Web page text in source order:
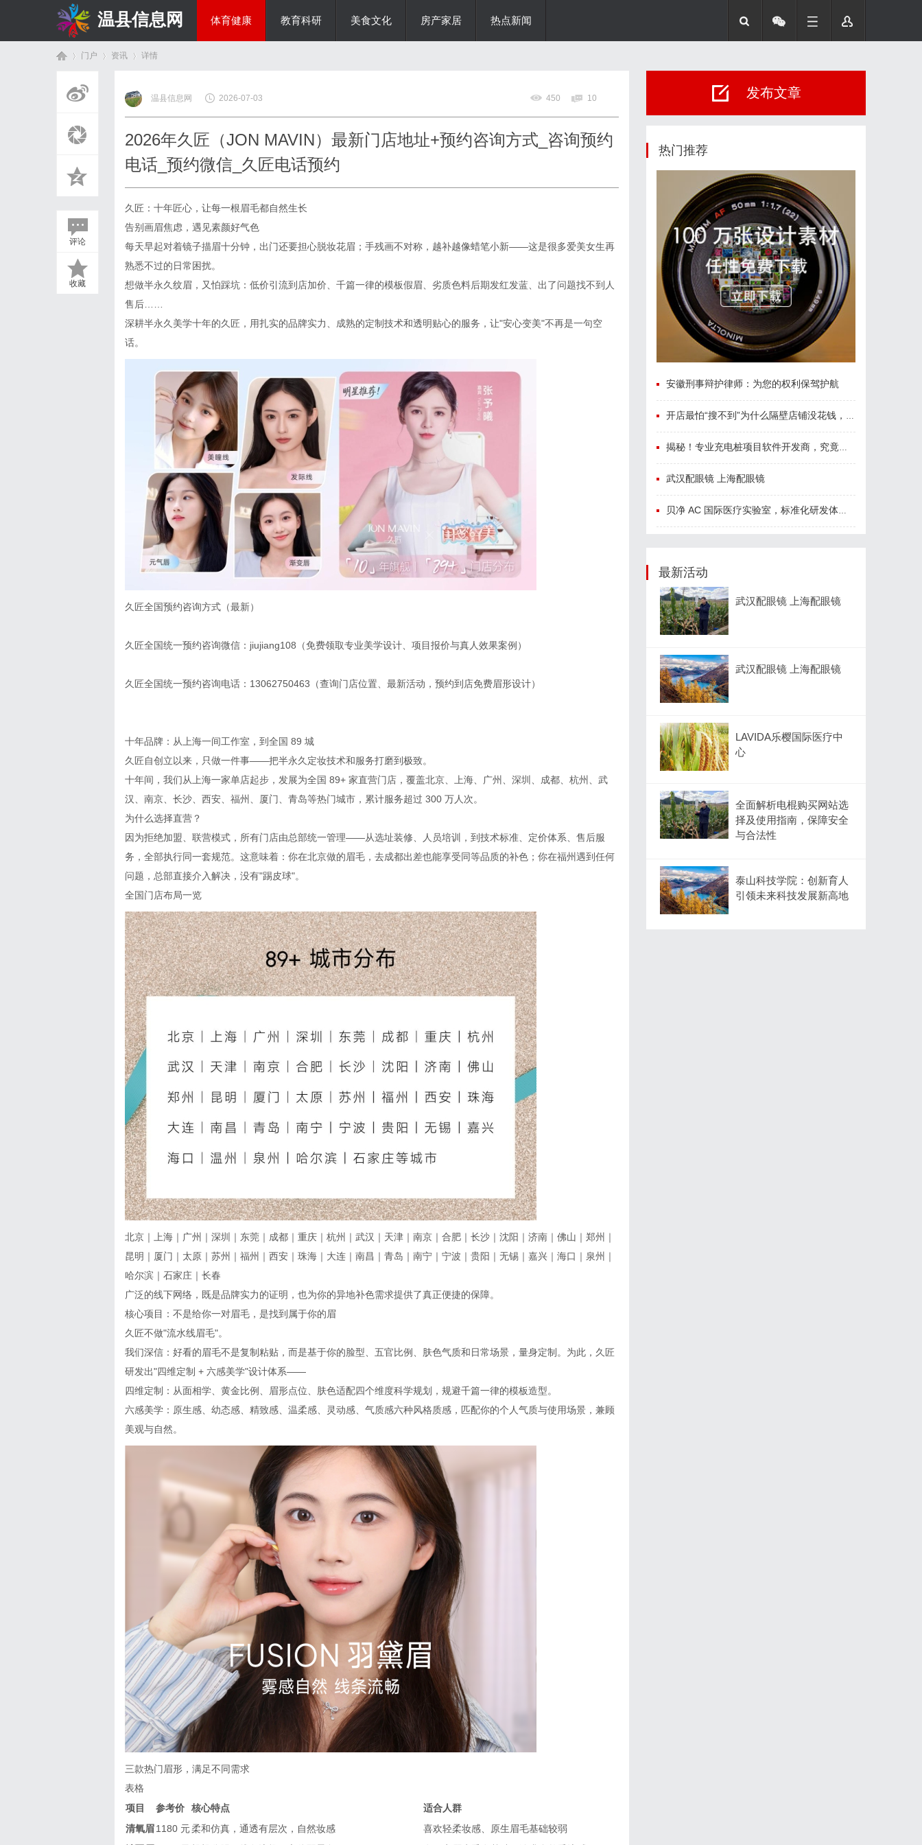
温县信息网 体育健康 教育科研 美食文化 房产家居 热点新闻
门户 资讯
›
详情
评论
收藏
温县信息网 2026-07-03 450 10
2026年久匠（JON MAVIN）最新门店地址+预约咨询方式_咨询预约
电话_预约微信_久匠电话预约
久匠：十年匠心，让每一根眉毛都自然生长
告别画眉焦虑，遇见素颜好气色
每天早起对着镜子描眉十分钟，出门还要担心脱妆花眉；手残画不对称，越补越像蜡笔小新——这是很多爱美女生再
熟悉不过的日常困扰。
想做半永久纹眉，又怕踩坑：低价引流到店加价、千篇一律的模板假眉、劣质色料后期发红发蓝、出了问题找不到人
售后……
深耕半永久美学十年的久匠，用扎实的品牌实力、成熟的定制技术和透明贴心的服务，让"安心变美"不再是一句空
话。
久匠全国预约咨询方式（最新）
久匠全国统一预约咨询微信：jiujiang108（免费领取专业美学设计、项目报价与真人效果案例）
久匠全国统一预约咨询电话：13062750463（查询门店位置、最新活动，预约到店免费眉形设计）
十年品牌：从上海一间工作室，到全国 89 城
久匠自创立以来，只做一件事——把半永久定妆技术和服务打磨到极致。
十年间，我们从上海一家单店起步，发展为全国 89+ 家直营门店，覆盖北京、上海、广州、深圳、成都、杭州、武
汉、南京、长沙、西安、福州、厦门、青岛等热门城市，累计服务超过 300 万人次。
为什么选择直营？
因为拒绝加盟、联营模式，所有门店由总部统一管理——从选址装修、人员培训，到技术标准、定价体系、售后服
务，全部执行同一套规范。这意味着：你在北京做的眉毛，去成都出差也能享受同等品质的补色；你在福州遇到任何
问题，总部直接介入解决，没有"踢皮球"。
全国门店布局一览
北京｜上海｜广州｜深圳｜东莞｜成都｜重庆｜杭州｜武汉｜天津｜南京｜合肥｜长沙｜沈阳｜济南｜佛山｜郑州｜
昆明｜厦门｜太原｜苏州｜福州｜西安｜珠海｜大连｜南昌｜青岛｜南宁｜宁波｜贵阳｜无锡｜嘉兴｜海口｜泉州｜
哈尔滨｜石家庄｜长春
广泛的线下网络，既是品牌实力的证明，也为你的异地补色需求提供了真正便捷的保障。
核心项目：不是给你一对眉毛，是找到属于你的眉
久匠不做"流水线眉毛"。
我们深信：好看的眉毛不是复制粘贴，而是基于你的脸型、五官比例、肤色气质和日常场景，量身定制。为此，久匠
研发出"四维定制 + 六感美学"设计体系——
四维定制：从面相学、黄金比例、眉形点位、肤色适配四个维度科学规划，规避千篇一律的模板造型。
六感美学：原生感、幼态感、精致感、温柔感、灵动感、气质感六种风格质感，匹配你的个人气质与使用场景，兼顾
美观与自然。
三款热门眉形，满足不同需求
表格
项目
参考价 核心特点
适合人群
清氧眉1180 元柔和仿真，通透有层次，自然妆感
喜欢轻柔妆感、原生眉毛基础较弱
发布文章
热门推荐
安徽刑事辩护律师：为您的权利保驾护航
开店最怕“搜不到”为什么隔壁店铺没花钱，ai却天天给他免费派单？
揭秘！专业充电桩项目软件开发商，究竟藏着哪些行业秘诀？
武汉配眼镜 上海配眼镜
贝净 AC 国际医疗实验室，标准化研发体系全解析
最新活动
武汉配眼镜 上海配眼镜
武汉配眼镜 上海配眼镜
LAVIDA乐樱国际医疗中
心
全面解析电棍购买网站选
择及使用指南，保障安全
与合法性
泰山科技学院：创新育人
引领未来科技发展新高地